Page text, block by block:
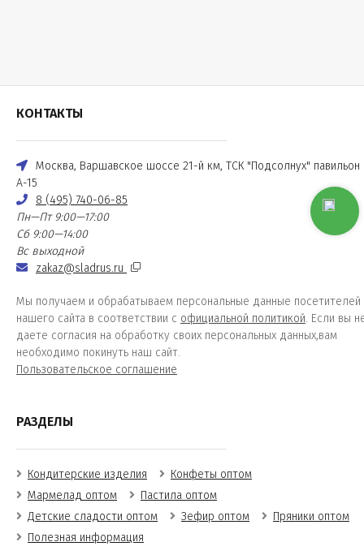
КОНТАКТЫ
Москва, Варшавское шоссе 21-й км, ТСК "Подсолнух" павильон
А-15
8 (495) 740-06-85
Пн—Пт 9:00—17:00
Сб 9:00—14:00
Вс выходной
zakaz@sladrus.ru
Мы получаем и обрабатываем персональные данные посетителей
нашего сайта в соответствии с официальной политикой. Если вы
даете согласия на обработку своих персональных данных,вам
необходимо покинуть наш сайт.
Пользовательское соглашение
РАЗДЕЛЫ
Кондитерские изделия
Конфеты оптом
Мармелад оптом
Пастила оптом
Детские сладости оптом
Зефир оптом
Пряники оптом
Полезная информация